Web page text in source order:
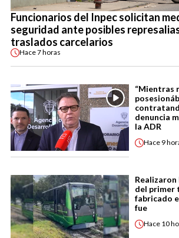
Funcionarios del Inpec solicitan
seguridad ante posibles
traslados carcelarios
Hace7 horas
“Mientras
denuncia
la ADR
Hace 9
del primer
fabricado
fue
Hace 10